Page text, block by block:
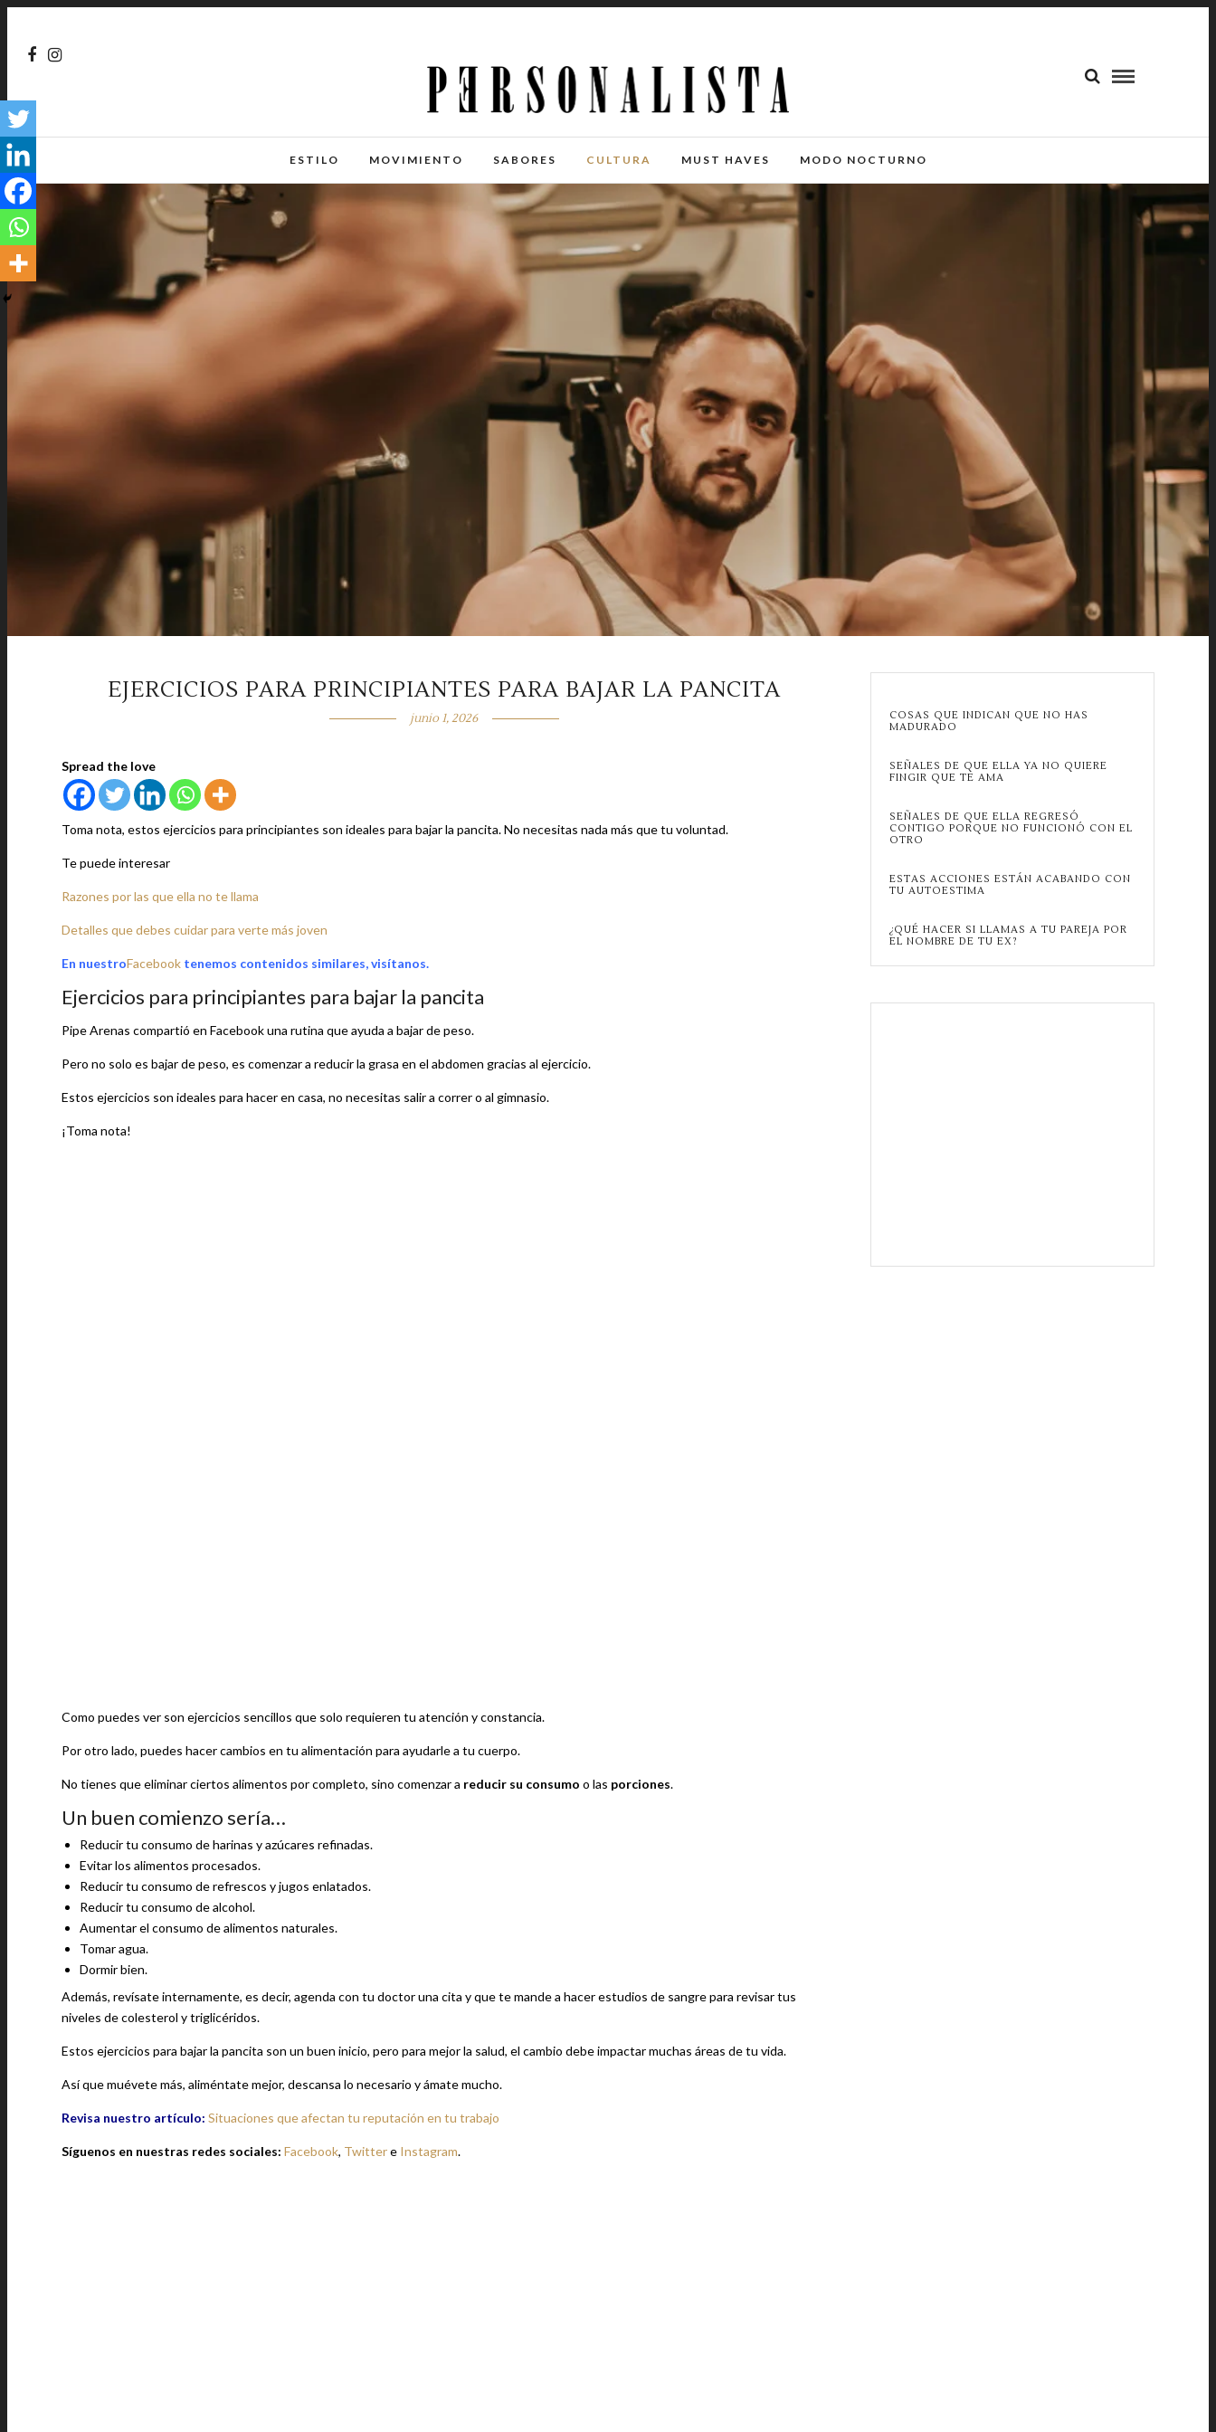
ESTILO MOVIMIENTO SABORES CULTURA MUST HAVES MODO NOCTURNO
EJERCICIOS PARA PRINCIPIANTES PARA BAJAR LA PANCITA
junio 1, 2026
Spread the love
Toma nota, estos ejercicios para principiantes son ideales para bajar la pancita. No necesitas nada más que tu voluntad.
Te puede interesar
Razones por las que ella no te llama
Detalles que debes cuidar para verte más joven
En nuestroFacebook tenemos contenidos similares, visítanos.
Ejercicios para principiantes para bajar la pancita
Pipe Arenas compartió en Facebook una rutina que ayuda a bajar de peso.
Pero no solo es bajar de peso, es comenzar a reducir la grasa en el abdomen gracias al ejercicio.
Estos ejercicios son ideales para hacer en casa, no necesitas salir a correr o al gimnasio.
¡Toma nota!
Como puedes ver son ejercicios sencillos que solo requieren tu atención y constancia.
Por otro lado, puedes hacer cambios en tu alimentación para ayudarle a tu cuerpo.
No tienes que eliminar ciertos alimentos por completo, sino comenzar a reducir su consumo o las porciones.
Un buen comienzo sería…
Reducir tu consumo de harinas y azúcares refinadas.
Evitar los alimentos procesados.
Reducir tu consumo de refrescos y jugos enlatados.
Reducir tu consumo de alcohol.
Aumentar el consumo de alimentos naturales.
Tomar agua.
Dormir bien.
Además, revísate internamente, es decir, agenda con tu doctor una cita y que te mande a hacer estudios de sangre para revisar tus
niveles de colesterol y triglicéridos.
Estos ejercicios para bajar la pancita son un buen inicio, pero para mejor la salud, el cambio debe impactar muchas áreas de tu vida.
Así que muévete más, aliméntate mejor, descansa lo necesario y ámate mucho.
Revisa nuestro artículo: Situaciones que afectan tu reputación en tu trabajo
Síguenos en nuestras redes sociales: Facebook, Twittere Instagram.
COSAS QUE INDICAN QUE NO HAS
MADURADO
SEÑALES DE QUE ELLA YA NO QUIERE
FINGIR QUE TE AMA
SEÑALES DE QUE ELLA REGRESÓ
CONTIGO PORQUE NO FUNCIONÓ CON EL
OTRO
ESTAS ACCIONES ESTÁN ACABANDO CON
TU AUTOESTIMA
¿QUÉ HACER SI LLAMAS A TU PAREJA POR
EL NOMBRE DE TU EX?